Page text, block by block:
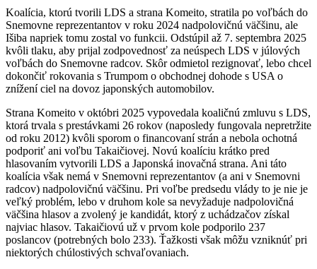
Koalícia, ktorú tvorili LDS a strana Komeito, stratila po voľbách do
Snemovne reprezentantov v roku 2024 nadpolovičnú väčšinu, ale
Išiba napriek tomu zostal vo funkcii. Odstúpil až 7. septembra 2025
kvôli tlaku, aby prijal zodpovednosť za neúspech LDS v júlových
voľbách do Snemovne radcov. Skôr odmietol rezignovať, lebo chcel
dokončiť rokovania s Trumpom o obchodnej dohode s USA o
znížení ciel na dovoz japonských automobilov.
Strana Komeito v októbri 2025 vypovedala koaličnú zmluvu s LDS,
ktorá trvala s prestávkami 26 rokov (naposledy fungovala nepretržite
od roku 2012) kvôli sporom o financovaní strán a nebola ochotná
podporiť ani voľbu Takaičiovej. Novú koalíciu krátko pred
hlasovaním vytvorili LDS a Japonská inovačná strana. Ani táto
koalícia však nemá v Snemovni reprezentantov (a ani v Snemovni
radcov) nadpolovičnú väčšinu. Pri voľbe predsedu vlády to je nie je
veľký problém, lebo v druhom kole sa nevyžaduje nadpolovičná
väčšina hlasov a zvolený je kandidát, ktorý z uchádzačov získal
najviac hlasov. Takaičiovú už v prvom kole podporilo 237
poslancov (potrebných bolo 233). Ťažkosti však môžu vzniknúť pri
niektorých chúlostivých schvaľovaniach.